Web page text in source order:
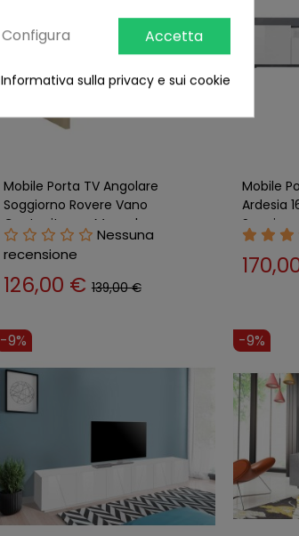
Mobile Porta TV Angolare
Soggiorno Rovere Vano
Contenitore e Mensole
Nessuna
recensione
126,00 € 139,00 €
Mobile
Ardesia
-9% -9%
Configura Accetta
Informativa sulla privacy e sui cookie